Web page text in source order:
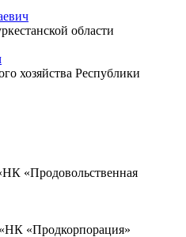
области
хозяйства Республики
«Продовольственная
«Продкорпорация»